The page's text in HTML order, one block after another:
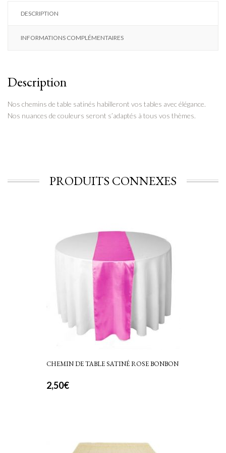
DESCRIPTION
INFORMATIONS COMPLÉMENTAIRES
Description
Nos chemins de table satinés habilleront vos tables avec élégance.
Nos nuances de couleurs seront s’adaptés à tous vos thèmes.
PRODUITS CONNEXES
CHEMIN DE TABLE SATINÉ ROSE BONBON
2,50€